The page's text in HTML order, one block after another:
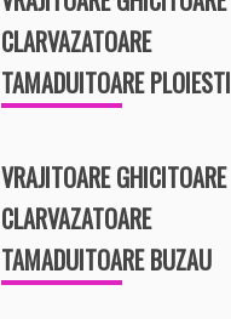
CLARVAZATOARE
TAMADUITOARE PLOIESTI
VRAJITOARE GHICITOARE
CLARVAZATOARE
TAMADUITOARE BUZAU